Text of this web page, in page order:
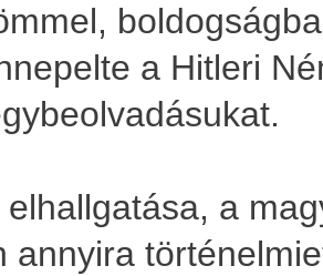
a Hitleri
elhallgatása, a
annyira